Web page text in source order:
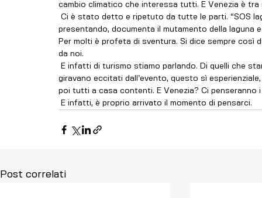
cambio climatico che interessa tutti. E Venezia è tra
presentando, documenta il mutamento della
Per molti è profeta di sventura. Si dice sempre così
da noi.
giravano eccitati dall’evento, questo sì
poi tutti a casa contenti. E Venezia? Ci penseranno i
E infatti, è proprio arrivato il momento di pensarci.
Post correlati